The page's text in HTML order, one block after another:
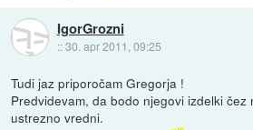
IgorGrozni
::30. apr 2011, 09:25
Tudi jaz priporočam Gregorja !
Predvidevam, da bodo njegovi izdelki čez
ustrezno vredni.